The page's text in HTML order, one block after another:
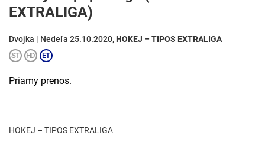
EXTRALIGA)
Dvojka | Nedeľa 25.10.2020, HOKEJ – TIPOS EXTRALIGA
Priamy prenos.
HOKEJ – TIPOS EXTRALIGA